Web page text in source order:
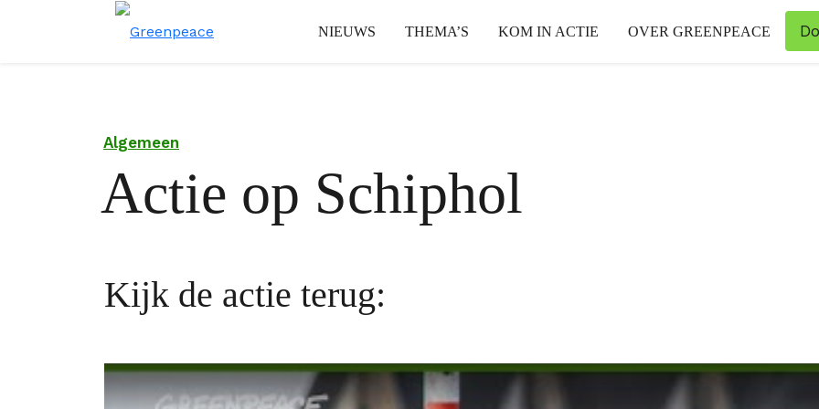
NIEUWS THEMA’S KOM IN ACTIE OVER GREENPEACE
Algemeen
Actie op Schiphol
Kijk de actie terug: